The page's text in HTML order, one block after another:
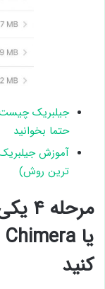
حتما بخوانید
ترین روش)
کنید